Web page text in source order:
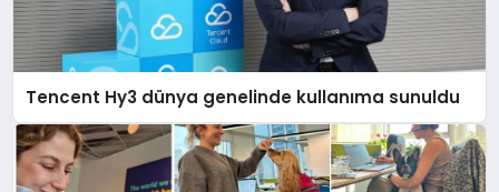
Tencent Hy3 dünya genelinde kullanıma sunuldu